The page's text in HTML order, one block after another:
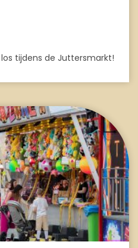
tijdens de Juttersmarkt!